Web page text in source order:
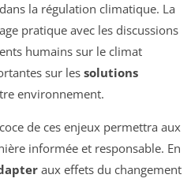
la régulation climatique. La
pratique avec les discussions
humains sur le climat
sur les solutions
environnement.
de ces enjeux permettra aux
informée et responsable. En
aux effets du changement